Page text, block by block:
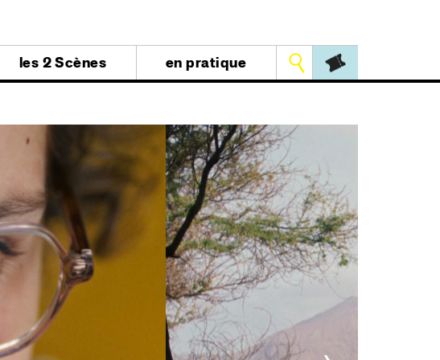
les 2 Scènes en pratique Outils